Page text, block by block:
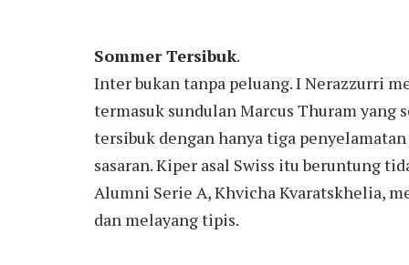
Sommer Tersibuk.
Inter bukan tanpa peluang. I Nerazzurri
termasuk sundulan Marcus Thuram
tersibuk dengan hanya tiga
sasaran. Kiper asal Swiss itu beruntung
Alumni Serie A, Khvicha Kvaratskhelia,
dan melayang tipis.